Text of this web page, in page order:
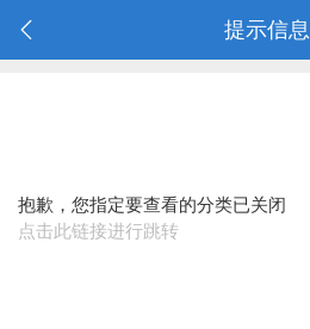
提示信息
抱歉，您指定要查看的分类已关闭
点击此链接进行跳转